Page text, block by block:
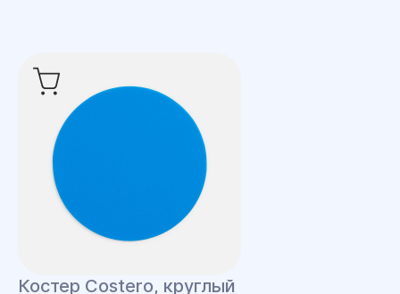
Костер Costero, круглый